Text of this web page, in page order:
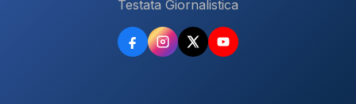
Testata Giornalistica